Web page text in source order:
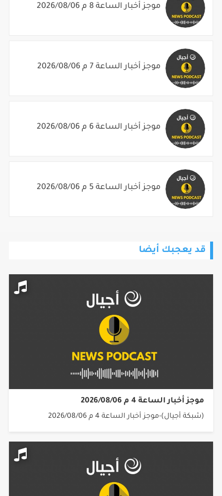
موجز أخبار الساعة 8 م 2026/08/06
موجز أخبار الساعة 7 م 2026/08/06
موجز أخبار الساعة 6 م 2026/08/06
موجز أخبار الساعة 5 م 2026/08/06
قد يعجبك أيضا
موجز أخبار الساعة 4 م 2026/08/06
(شبكة أجيال)-موجز أخبار الساعة 4 م 2026/08/06